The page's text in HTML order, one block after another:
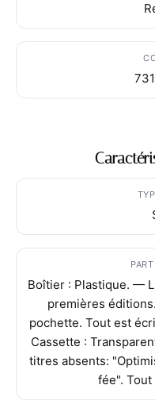
Boîtier : Plastique. —
premières
pochette. Tout est
Cassette :
titres absents:
fée".